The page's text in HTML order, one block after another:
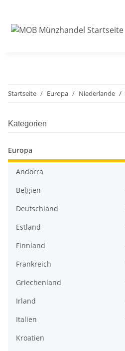
Startseite Europa Niederlande
Kategorien
Europa
Andorra
Belgien
Deutschland
Estland
Finnland
Frankreich
Griechenland
Irland
Italien
Kroatien